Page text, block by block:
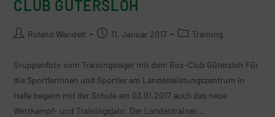
CLUB GÜTERSLOH
Roland Wandelt 11. Januar 2017 Training
Gruppenfoto vom Trainingslager mit dem Box-Club Gütersloh Für
die Sportlerinnen und Sportler am Landesleistungszentrum in
Halle begann mit der Schule am 03.01.2017 auch das neue
Wettkampf- und Trainingsjahr. Der Landestrainer…